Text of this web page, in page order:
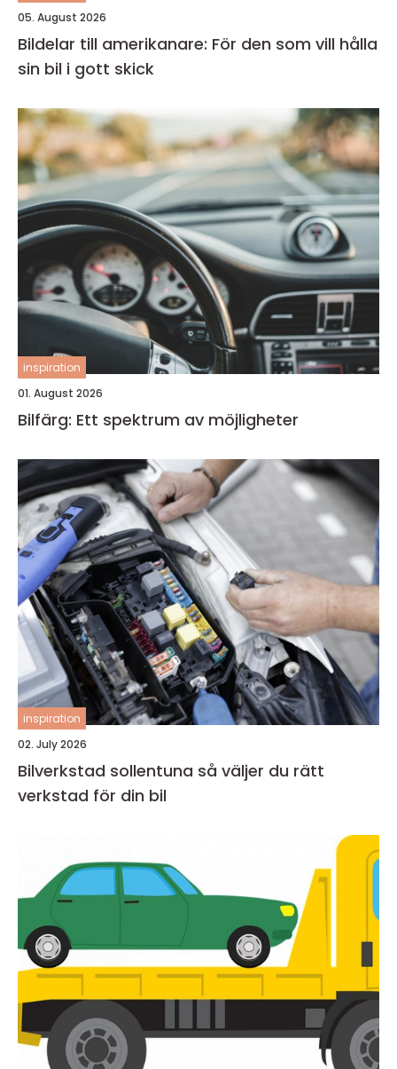
05. August 2026
Bildelar till amerikanare: För den som vill hålla
sin bil i gott skick
inspiration
01. August 2026
Bilfärg: Ett spektrum av möjligheter
inspiration
02. July 2026
Bilverkstad sollentuna så väljer du rätt
verkstad för din bil